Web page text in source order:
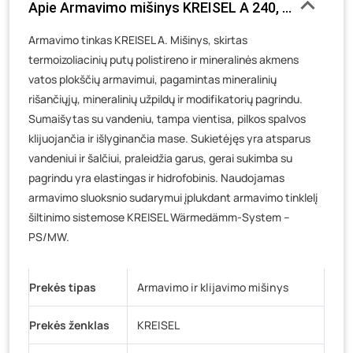
Veteranų g. 11, Visaginas
- 41 vienetas
Baravykų g. 1, Druskininkai- 78 vienetai
Vilniaus g. 89D, Ukmergė- 77 vienetai
K. Donelaičio g. 17, Rokiškis
Šaltupės g. 64, Zarasai- 110 vienetų
Apie Armavimo mišinys KREISEL A 240, su
Armavimo tinkas KREISEL A. Mišinys, skirtas
termoizoliacinių putų polistireno ir mineralinės akmens
vatos plokščių armavimui, pagamintas mineralinių
rišančiųjų, mineralinių užpildų ir modifikatorių pagrindu.
Sumaišytas su vandeniu, tampa vientisa, pilkos spalvos
klijuojančia ir išlyginančia mase. Sukietėjęs yra atsparus
vandeniui ir šalčiui, praleidžia garus, gerai sukimba su
pagrindu yra elastingas ir hidrofobinis. Naudojamas
armavimo sluoksnio sudarymui įplukdant armavimo tinklelį
šiltinimo sistemose KREISEL Wärmedämm-System –
PS/MW.
Prekės tipas Armavimo ir klijavimo mišinys
Prekės ženklas KREISEL